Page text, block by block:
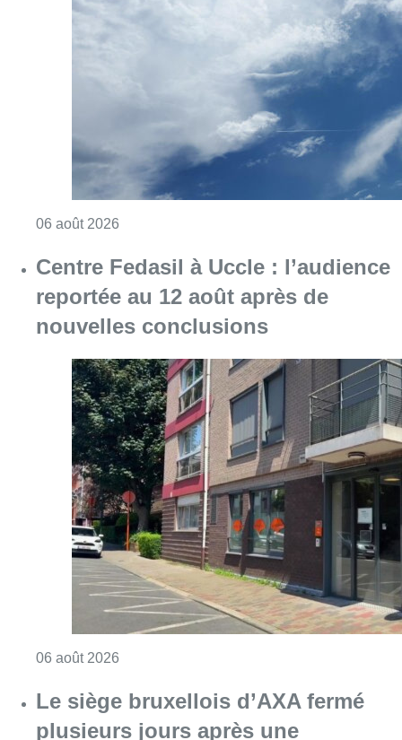
06 août 2026
Centre Fedasil à Uccle : l’audience
reportée au 12 août après de
nouvelles conclusions
06 août 2026
Le siège bruxellois d’AXA fermé
plusieurs jours après une